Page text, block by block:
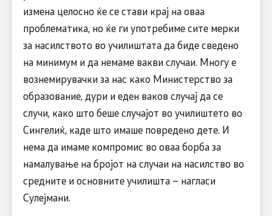
измена целосно ќе се стави крај на оваа
проблематика, но ќе ги употребиме сите мерки
за насилството во училиштата да биде сведено
на минимум и да немаме вакви случаи. Многу е
вознемирувачки за нас како Министерство за
образование, дури и еден ваков случај да се
случи, како што беше случајот во училиштето во
Сингелиќ, каде што имаше повредено дете. И
нема да имаме компромис во оваа борба за
намалување на бројот на случаи на насилство во
средните и основните училишта – нагласи
Сулејмани.